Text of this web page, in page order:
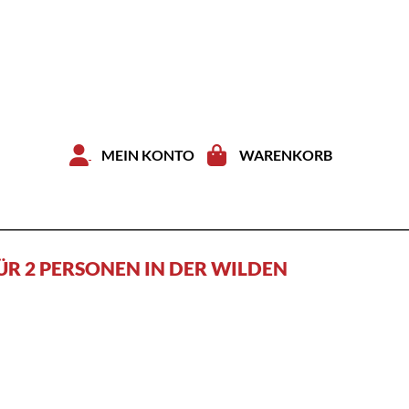
MEIN KONTO WARENKORB
2 PERSONEN IN DER WILDEN